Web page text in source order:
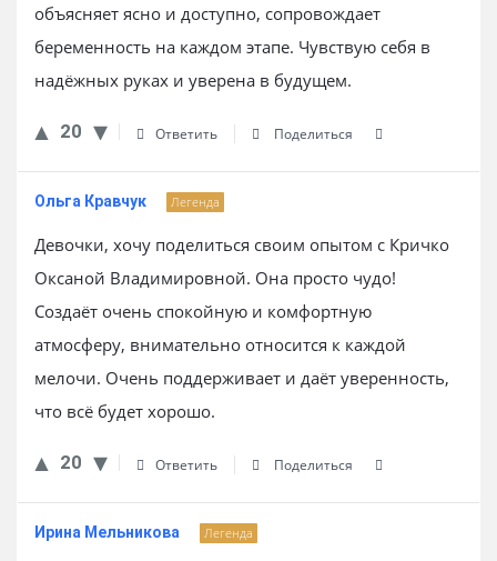
объясняет ясно и доступно, сопровождает
беременность на каждом этапе. Чувствую себя в
надёжных руках и уверена в будущем.
20 Ответить Поделиться
Ольга Кравчук Легенда
Девочки, хочу поделиться своим опытом с Кричко
Оксаной Владимировной. Она просто чудо!
Создаёт очень спокойную и комфортную
атмосферу, внимательно относится к каждой
мелочи. Очень поддерживает и даёт уверенность,
что всё будет хорошо.
20 Ответить Поделиться
Ирина Мельникова Легенда